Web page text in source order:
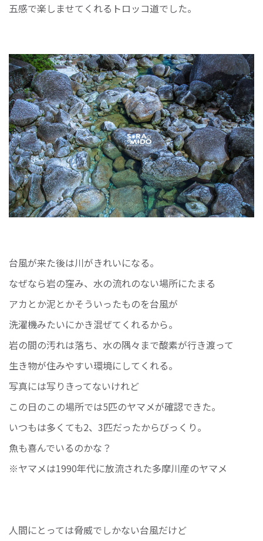
五感で楽しませてくれるトロッコ道でした。
台風が来た後は川がきれいになる。
なぜなら岩の窪み、水の流れのない場所にたまる
アカとか泥とかそういったものを台風が
洗濯機みたいにかき混ぜてくれるから。
岩の間の汚れは落ち、水の隅々まで酸素が行き渡って
生き物が住みやすい環境にしてくれる。
写真には写りきってないけれど
この日のこの場所では5匹のヤマメが確認できた。
いつもは多くても2、3匹だったからびっくり。
魚も喜んでいるのかな？
※ヤマメは1990年代に放流された多摩川産のヤマメ
人間にとっては脅威でしかない台風だけど